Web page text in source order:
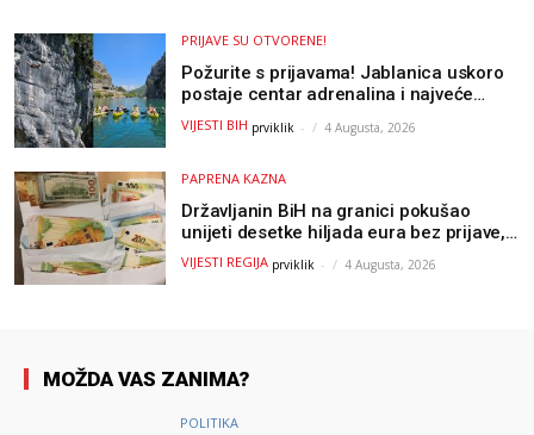
PRIJAVE SU OTVORENE!
Požurite s prijavama! Jablanica uskoro
postaje centar adrenalina i najveće
outdoor avanture ovog ljeta
VIJESTI BIH prviklik - 4 Augusta, 2026
PAPRENA KAZNA
Državljanin BiH na granici pokušao
unijeti desetke hiljada eura bez prijave,
uslijedila “paprena” kazna
VIJESTI REGIJA prviklik - 4 Augusta, 2026
MOŽDA VAS ZANIMA?
POLITIKA